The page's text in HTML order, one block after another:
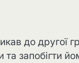
до другої
запобігти